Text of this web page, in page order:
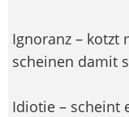
Ignoranz – kotzt
scheinen damit
Idiotie – scheint